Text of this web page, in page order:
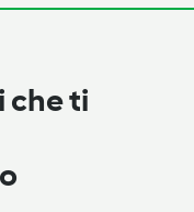
che ti